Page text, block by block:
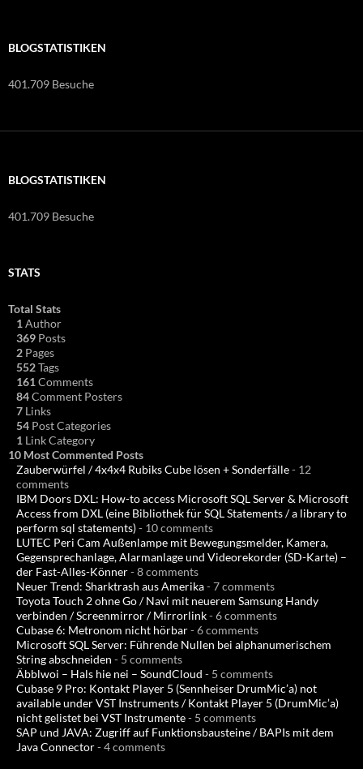
BLOGSTATISTIKEN
401.709 Besuche
BLOGSTATISTIKEN
401.709 Besuche
STATS
Total Stats
1 Author
369 Posts
2 Pages
552Tags
161 Comments
84Comment Posters
7 Links
54 Post Categories
1 Link Category
10 Most Commented Posts
Zauberwürfel / 4x4x4 Rubiks Cube lösen + Sonderfälle- 12
comments
IBM Doors DXL: How-to access Microsoft SQL Server & Microsoft
Access from DXL (eine Bibliothek für SQL Statements / a library to
perform sql statements)- 10 comments
LUTEC Peri Cam Außenlampe mit Bewegungsmelder, Kamera,
Gegensprechanlage, Alarmanlage und Videorekorder (SD-Karte) –
der Fast-Alles-Könner- 8 comments
Neuer Trend: Sharktrash aus Amerika- 7 comments
Toyota Touch 2 ohne Go / Navi mit neuerem Samsung Handy
verbinden / Screenmirror / Mirrorlink- 6 comments
Cubase 6: Metronom nicht hörbar- 6 comments
Microsoft SQL Server: Führende Nullen bei alphanumerischem
String abschneiden - 5 comments
Äbblwoi – Hals hie nei – SoundCloud - 5 comments
Cubase 9 Pro: Kontakt Player 5 (Sennheiser DrumMic’a) not
available under VST Instruments / Kontakt Player 5 (DrumMic’a)
nicht gelistet bei VST Instrumente- 5 comments
SAP und JAVA: Zugriff auf Funktionsbausteine / BAPIs mit dem
Java Connector- 4 comments